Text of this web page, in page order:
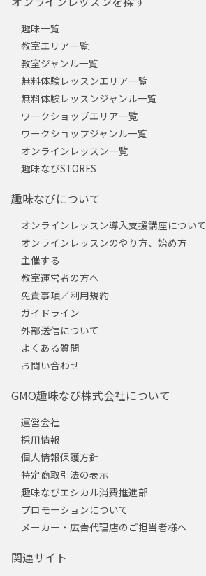
趣味一覧
教室エリア一覧
教室ジャンル一覧
無料体験レッスンエリア一覧
無料体験レッスンジャンル一覧
ワークショップエリア一覧
ワークショップジャンル一覧
オンラインレッスン一覧
趣味なびSTORES
趣味なびについて
オンラインレッスン導入支援講座について
オンラインレッスンのやり方、始め方
主催する
教室運営者の方へ
免責事項／利用規約
ガイドライン
外部送信について
よくある質問
お問い合わせ
GMO趣味なび株式会社について
運営会社
採用情報
個人情報保護方針
特定商取引法の表示
趣味なびエシカル消費推進部
プロモーションについて
メーカー・広告代理店のご担当者様へ
関連サイト